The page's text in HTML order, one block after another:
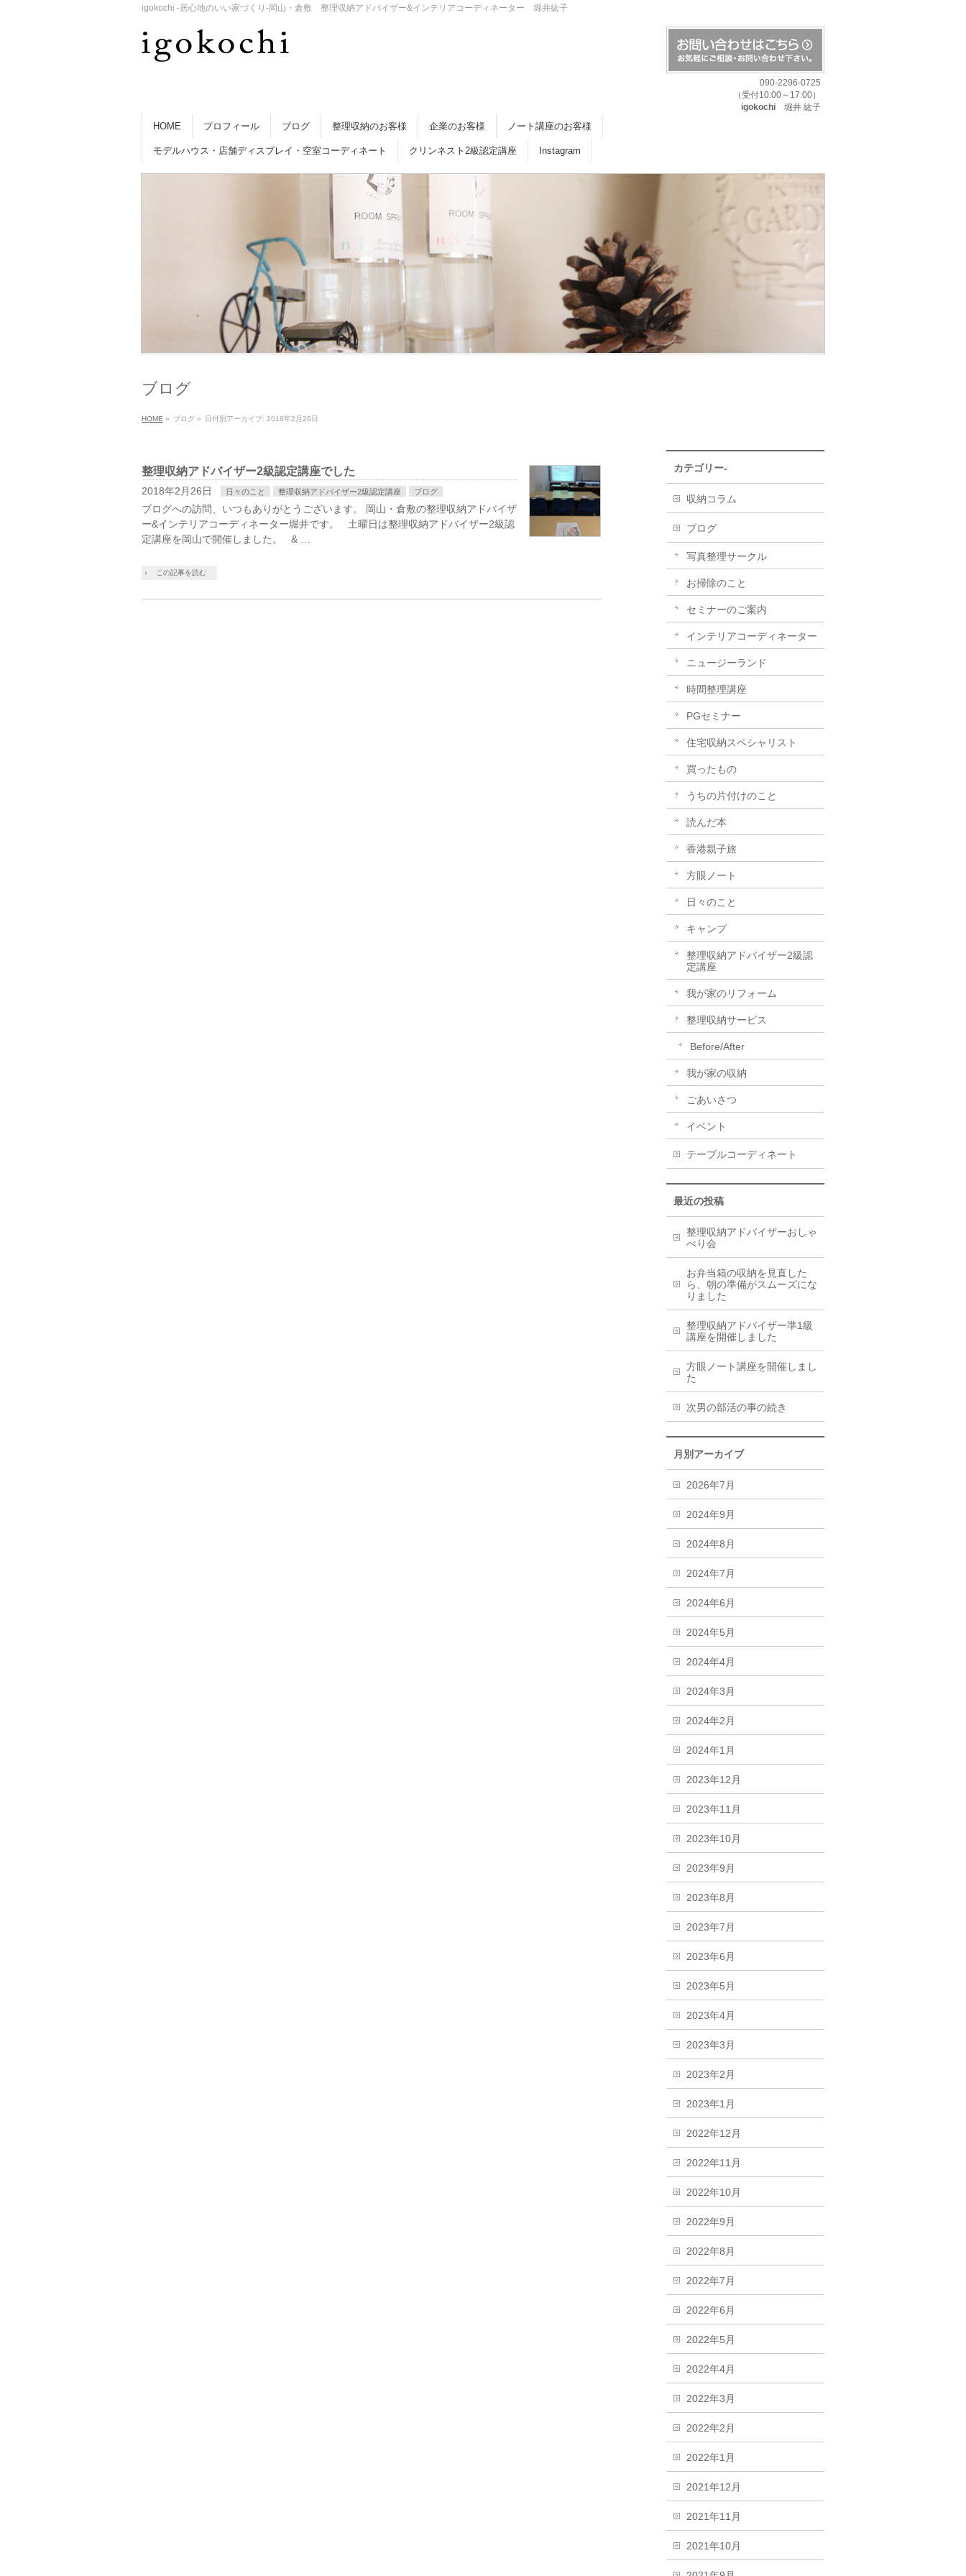
igokochi -居心地のいい家づくり-岡山・倉敷 整理収納アドバイザー&インテリアコーディネーター 堀井紘子
090-2296-0725
（受付10:00～17:00）
igokochi 堀井 紘子
HOME プロフィール ブログ 整理収納のお客様 企業のお客様 ノート講座のお客様
モデルハウス・店舗ディスプレイ・空室コーディネート クリンネスト2級認定講座 Instagram
ブログ
HOME » ブログ » 日付別アーカイブ: 2018年2月26日
整理収納アドバイザー2級認定講座でした
2018年2月26日 日々のこと 整理収納アドバイザー2級認定講座 ブログ
ブログへの訪問、いつもありがとうございます。 岡山・倉敷の整理収納アドバイザ
ー&インテリアコーディネーター堀井です。 土曜日は整理収納アドバイザー2級認
定講座を岡山で開催しました。 & …
この記事を読む
カテゴリー-
収納コラム
ブログ
写真整理サークル
お掃除のこと
セミナーのご案内
インテリアコーディネーター
ニュージーランド
時間整理講座
PGセミナー
住宅収納スペシャリスト
買ったもの
うちの片付けのこと
読んだ本
香港親子旅
方眼ノート
日々のこと
キャンプ
整理収納アドバイザー2級認
定講座
我が家のリフォーム
整理収納サービス
Before/After
我が家の収納
ごあいさつ
イベント
テーブルコーディネート
最近の投稿
整理収納アドバイザーおしゃ
べり会
お弁当箱の収納を見直した
ら、朝の準備がスムーズにな
りました
整理収納アドバイザー準1級
講座を開催しました
方眼ノート講座を開催しまし
た
次男の部活の事の続き
月別アーカイブ
2026年7月
2024年9月
2024年8月
2024年7月
2024年6月
2024年5月
2024年4月
2024年3月
2024年2月
2024年1月
2023年12月
2023年11月
2023年10月
2023年9月
2023年8月
2023年7月
2023年6月
2023年5月
2023年4月
2023年3月
2023年2月
2023年1月
2022年12月
2022年11月
2022年10月
2022年9月
2022年8月
2022年7月
2022年6月
2022年5月
2022年4月
2022年3月
2022年2月
2022年1月
2021年12月
2021年11月
2021年10月